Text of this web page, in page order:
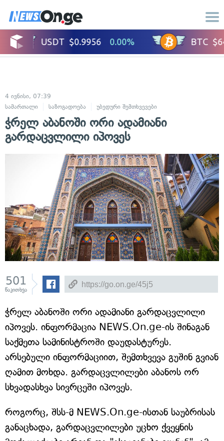
4 ივნისი, 07:39
სამართალი
საზოგადოება უბედური შემთხვევები
ჭრელ აბანოში ორი ადამიანი
გარდაცვლილი იპოვეს
501
წაკითხვა
ჭრელ აბანოში ორი ადამიანი გარდაცვლილი
იპოვეს. ინფორმაცია NEWS.On.ge-ის შინაგან
საქმეთა სამინისტროში დაუდასტურეს.
არსებული ინფორმაციით, შემთხვევა გუშინ გვიან
ღამით მოხდა. გარდაცვლილები აბანოს ორ
სხვადასხვა სივრცეში იპოვეს.
როგორც, შსს-მ NEWS.On.ge-ისთან საუბრისას
განაცხადა, გარდაცვლილები უცხო ქვეყნის